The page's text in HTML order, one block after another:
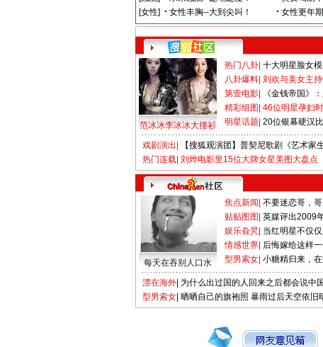
范冰冰李冰冰大撞衫
热门八卦 十大明星脸女模
八卦爆料 刘欢与美女主
第壹电影
《金钱帝国》
精彩组图 46位明星孕妇
明星话题 20位银幕硬汉
戏剧演出
【搜狐观演团】普契尼歌剧《艺术家
热门连载 刘烨电影里15位大牌女星美图大盘点
每天在吞别人口水
焦点新闻 不要迷恋哥，
贴贴图图 英媒评出2009
娱乐旮旯 当红明星不仅
情感世界 后悔嫁给这样
型男索女 小糖精归来，
漂在海外 为什么出过国的人回来之后都会说中
型男索女 晒晒自己的旗袍照 暴雨过后天空依旧